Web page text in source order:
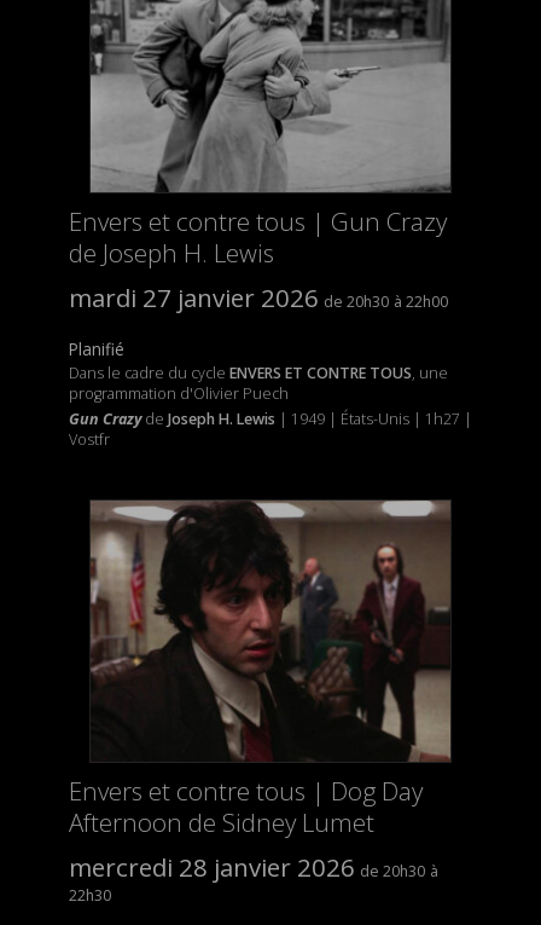
Envers et contre tous | Gun Crazy
de Joseph H. Lewis
mardi 27 janvier 2026
20h30 22h00
Planifié
Dans le cadre du cycle ENVERS ET CONTRE TOUS, une
programmation d'Olivier Puech
Gun Crazyde Joseph H. Lewis | 1949 | États-Unis | 1h27 |
Vostfr
Envers et contre tous | Dog Day
Afternoon de Sidney Lumet
mercredi 28 janvier 2026
20h30
22h30